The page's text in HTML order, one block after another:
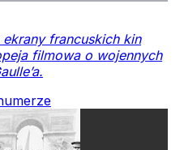
ekrany francuskich kin
filmowa o wojennych